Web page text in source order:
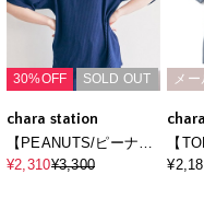
30%OFF SOLD OUT
chara station
【PEANUTS/ピーナッ
ツ】SNOOPY/スヌー
¥2,310¥3,300
メー
【
ムと